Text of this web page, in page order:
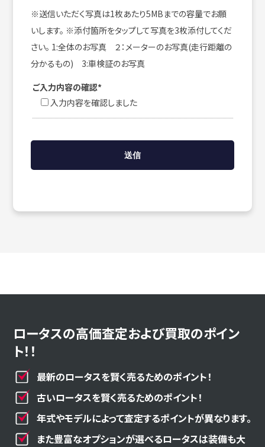
※送信いただく写真は1枚あたり5MBまでの容量でお願
いします。 ※添付箇所をタップして写真を3枚添付してくだ
さい。 1:全体のお写真 ２：メーターのお写真(走行距離の
分かるもの) 3:車検証のお写真
ご入力内容の確認*
入力内容を確認しました
ロータスの高価査定および買取のポイン
ト！！
最新のロータスを賢く売るためのポイント！
古いロータスを賢く売るためのポイント！
年式やモデルによって査定するポイントが異なります。
また豊富なオプションが選べるロータスは装備も大